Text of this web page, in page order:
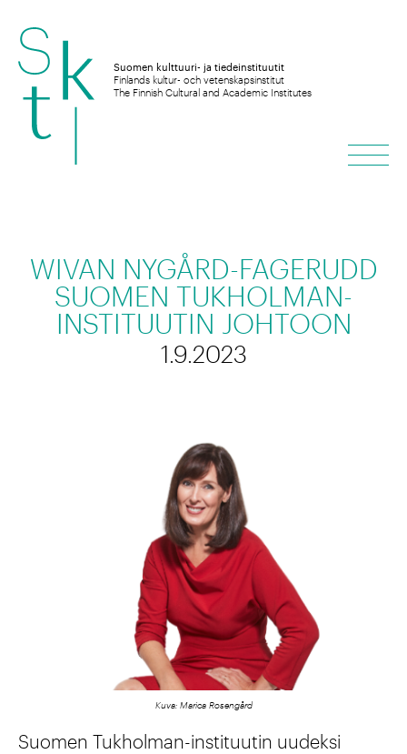
Hyppää
sisältöön
Suomen kulttuuri- ja tiedeinstituutit
Finlands kultur- och vetenskapsinstitut
The Finnish Cultural and Academic Institutes
WIVAN NYGÅRD-FAGERUDD
SUOMEN TUKHOLMAN-
INSTITUUTIN JOHTOON
1.9.2023
Kuva: Marica Rosengård
Suomen Tukholman-instituutin uudeksi